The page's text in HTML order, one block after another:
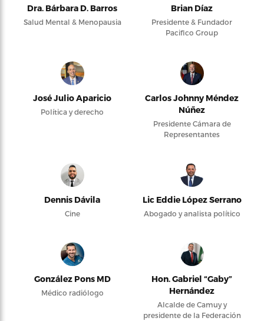
Dra. Bárbara D. Barros
Salud Mental & Menopausia
Brian Díaz
Presidente & Fundador
Pacifico Group
José Julio Aparicio
Política y derecho
Carlos Johnny Méndez
Núñez
Presidente Cámara de
Representantes
Dennis Dávila
Cine
Lic Eddie López Serrano
Abogado y analista político
González Pons MD
Médico radiólogo
Hon. Gabriel “Gaby”
Hernández
Alcalde de Camuy y
presidente de la Federación